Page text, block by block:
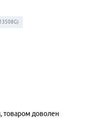
товаром доволен